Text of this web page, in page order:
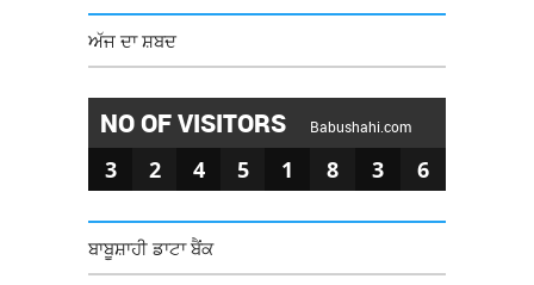
ਅੱਜ ਦਾ ਸ਼ਬਦ
NO OF VISITORS Babushahi.com
3 2 4 5 1 8 3 6
ਬਾਬੂਸ਼ਾਹੀ ਡਾਟਾ ਬੈਂਕ